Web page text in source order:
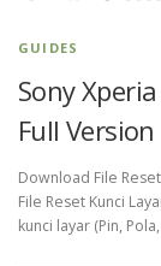
GUIDES
Sony
Full
Download File
File Reset Kunci
kunci layar (Pin,